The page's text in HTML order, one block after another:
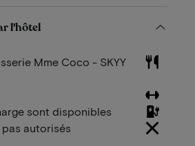
l'hôtel
Mme Coco - SKYY
sont disponibles
pas autorisés